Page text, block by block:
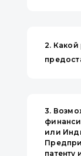
млн
итогам
объем
США,
2. Какой
3.
или
патенту